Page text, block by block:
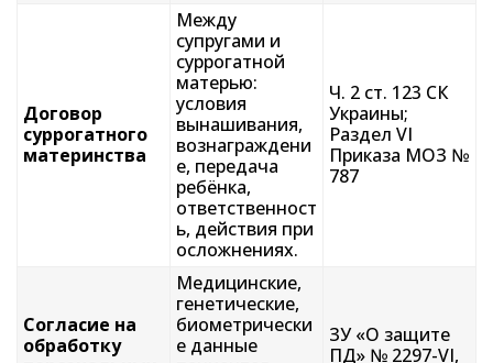
Договор
суррогатного
материнства
Между
супругами и
суррогатной
матерью:
условия
вынашивания,
вознаграждени
е, передача
ребёнка,
ответственност
ь, действия при
осложнениях.
Ч. 2 ст. 123 СК
Украины;
Раздел VI
Приказа МОЗ №
787
Согласие на
обработку
Медицинские,
генетические,
биометрически
е данные
ЗУ «О защите
ПД» № 2297-VI,